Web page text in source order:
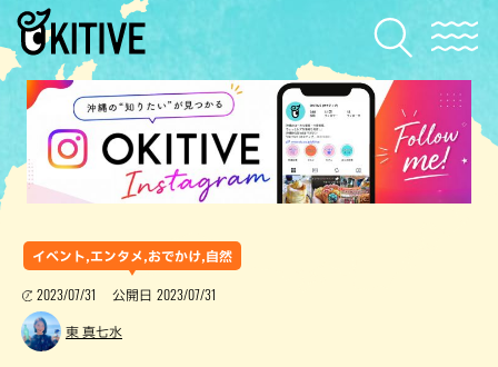
イベント,エンタメ,おでかけ,自然
2023/07/31 公開日 2023/07/31
東 真七水